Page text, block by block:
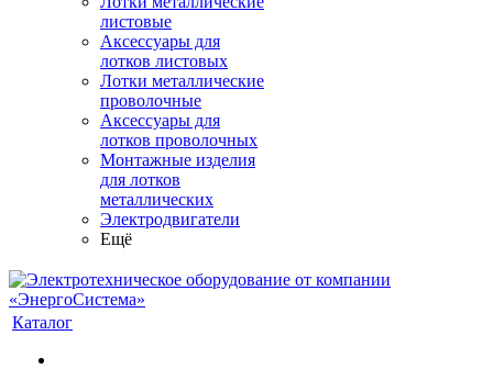
листовые
Аксессуары для
лотков листовых
Лотки металлические
проволочные
Аксессуары для
лотков проволочных
Монтажные изделия
для лотков
металлических
Электродвигатели
Ещё
Каталог